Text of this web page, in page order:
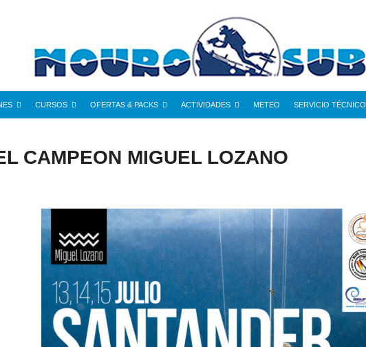
CURSOS OFERTAS & PACKS ACTIVIDADES METEO SERVICIO TÉCNICO
CAMPEON MIGUEL LOZANO